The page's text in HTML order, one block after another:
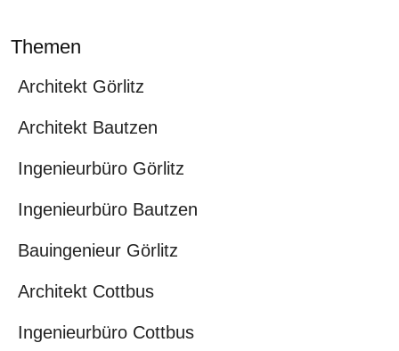
Themen
Architekt Görlitz
Architekt Bautzen
Ingenieurbüro Görlitz
Ingenieurbüro Bautzen
Bauingenieur Görlitz
Architekt Cottbus
Ingenieurbüro Cottbus